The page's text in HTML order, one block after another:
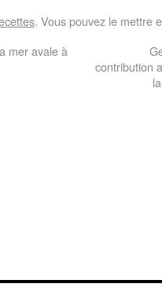
. Vous pouvez le mettre
mer avale à
contribution